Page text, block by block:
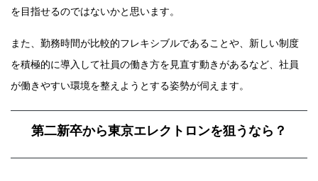
を目指せるのではないかと思います。
また、勤務時間が比較的フレキシブルであることや、新しい制度
を積極的に導入して社員の働き方を見直す動きがあるなど、社員
が働きやすい環境を整えようとする姿勢が伺えます。
第二新卒から東京エレクトロンを狙うなら？